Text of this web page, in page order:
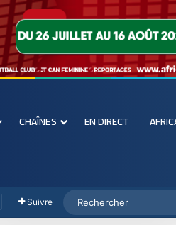
CHAÎNES EN DIRECT
Suivre